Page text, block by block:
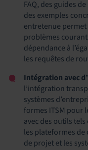
FAQ, des guides
des exemples
entretenue
problèmes
dépendance à
les requêtes de
Intégration avec
l’intégration
systèmes
formes ITSM pour
avec des outils
les plateformes
de projet et les